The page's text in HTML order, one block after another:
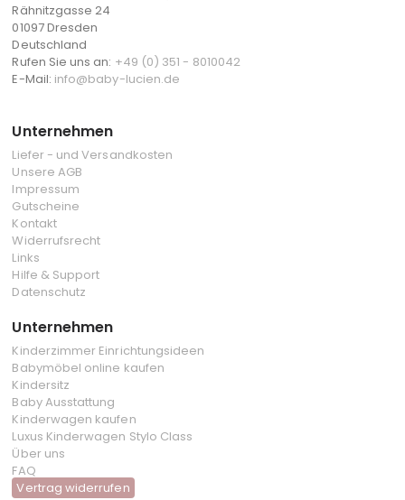
Rähnitzgasse 24
01097 Dresden
Deutschland
Rufen Sie uns an: +49 (0) 351 - 8010042
E-Mail: info@baby-lucien.de
Unternehmen
Liefer - und Versandkosten
Unsere AGB
Impressum
Gutscheine
Kontakt
Widerrufsrecht
Links
Hilfe & Support
Datenschutz
Unternehmen
Kinderzimmer Einrichtungsideen
Babymöbel online kaufen
Kindersitz
Baby Ausstattung
Kinderwagen kaufen
Luxus Kinderwagen Stylo Class
Über uns
FAQ
Vertrag widerrufen